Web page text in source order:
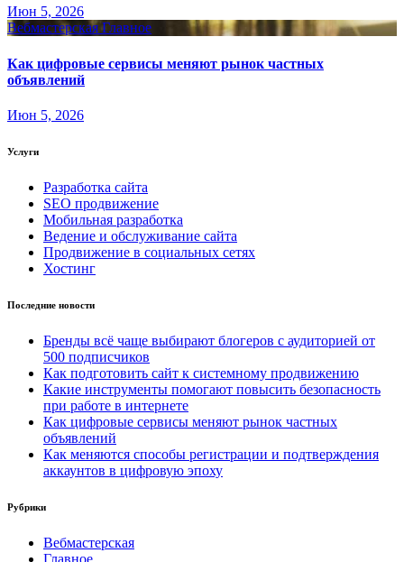
Июн 5, 2026
Вебмастерская Главное
Как цифровые сервисы меняют рынок частных
объявлений
Июн 5, 2026
Услуги
Разработка сайта
SEO продвижение
Мобильная разработка
Ведение и обслуживание сайта
Продвижение в социальных сетях
Хостинг
Последние новости
Бренды всё чаще выбирают блогеров с аудиторией от
500 подписчиков
Как подготовить сайт к системному продвижению
Какие инструменты помогают повысить безопасность
при работе в интернете
Как цифровые сервисы меняют рынок частных
объявлений
Как меняются способы регистрации и подтверждения
аккаунтов в цифровую эпоху
Рубрики
Вебмастерская
Главное